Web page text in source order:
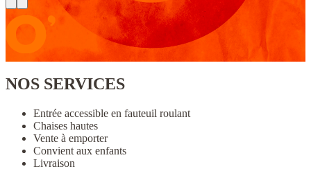
NOS SERVICES
Entrée accessible en fauteuil roulant
Chaises hautes
Vente à emporter
Convient aux enfants
Livraison